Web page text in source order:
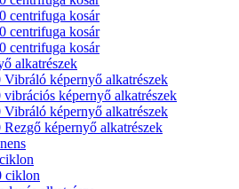
centrifuga kosár
centrifuga kosár
centrifuga kosár
alkatrészek
Vibráló képernyő alkatrészek
vibrációs képernyő alkatrészek
Vibráló képernyő alkatrészek
Rezgő képernyő alkatrészek
ciklon